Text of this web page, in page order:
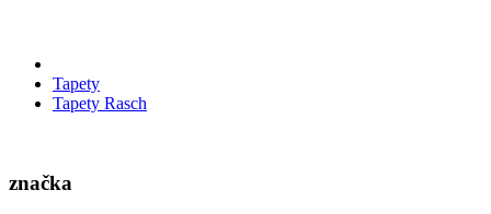
Tapety
Tapety Rasch
značka